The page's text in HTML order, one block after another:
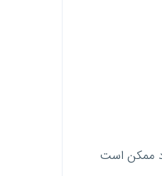
ممکن است